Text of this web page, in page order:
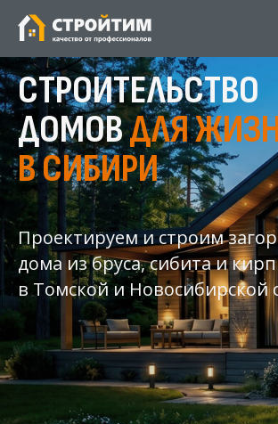
СТРОИТЕЛЬСТВО
ДОМОВДЛЯ
В СИБИРИ
Проектируем и строим
дома из бруса, сибита и
в Томской и Новосибирской